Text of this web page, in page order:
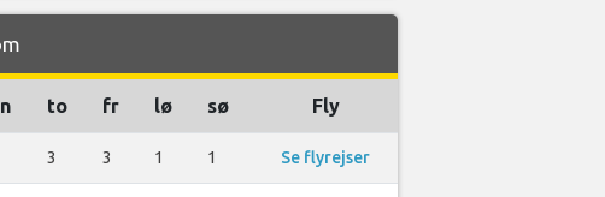
to fr lø sø Fly
3 3 1 1 Se flyrejser